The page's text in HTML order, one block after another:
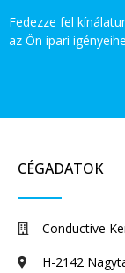
Fedezze fel
az Ön ipari
CÉGADATOK
Conductive
H-2142